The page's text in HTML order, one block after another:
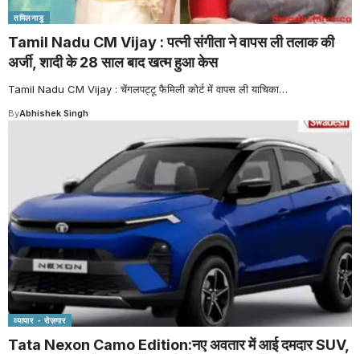
तमिलनाडु
Tamil Nadu CM Vijay : पत्नी संगीता ने वापस ली तलाक की
अर्जी, शादी के 28 साल बाद खत्म हुआ केस
Tamil Nadu CM Vijay : चेंगलपट्टू फैमिली कोर्ट में वापस ली याचिका…
ByAbhishek Singh
व्यापार - रोज़गार
Tata Nexon Camo Edition:नए अवतार में आई दमदार SUV,